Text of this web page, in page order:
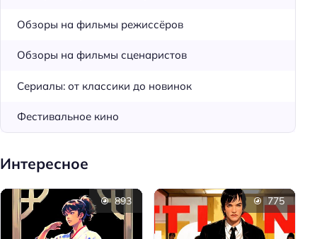
Обзоры на фильмы режиссёров
Обзоры на фильмы сценаристов
Сериалы: от классики до новинок
Фестивальное кино
Интересное
893 775